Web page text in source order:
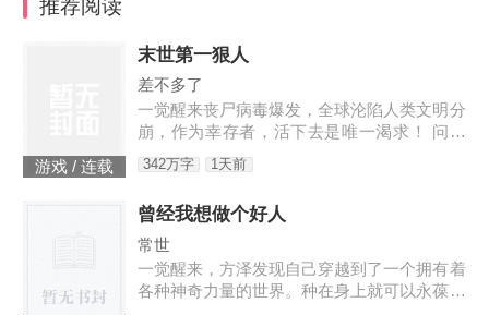
推荐阅读
游戏 / 连载
末世第一狠人
差不多了
一觉醒来丧尸病毒爆发，全球沦陷人类文明分
崩，作为幸存者，活下去是唯一渴求！ 问：
末世怎样才能活下去？答：首先要狠！【非重
生】【轻系统】【丧尸】【末世生存】【杀伐
342万字 1天前
曾经我想做个好人
常世
一觉醒来，方泽发现自己穿越到了一个拥有着
各种神奇力量的世界。种在身上就可以永葆青